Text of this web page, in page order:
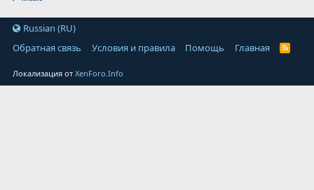
Russian (RU)
Обратная связь
Условия и правила Помощь Главная
Локализация отXenForo.Info